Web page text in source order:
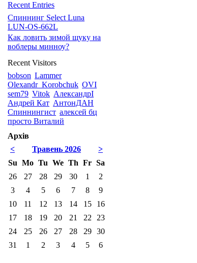
Recent Entries
Спиннинг Select Luna
LUN-OS-662L
Как ловить зимой щуку на
воблеры минноу?
Recent Visitors
bobson Lammer
Olexandr_Korobchuk OVI
sem79 Vitok АлександрI
Андрей Кат АнтонДАН
Спиннингист алексей бц
просто Виталий
Архів
<
>
Травень 2026
Su Mo Tu We Th Fr Sa
26
27 28 29 30 1
2
3
4 5 6 7 8
9
10
11 12 13 14 15
16
17
18 19 20 21 22
23
24
25 26 27 28 29
30
31
1 2 3 4 5 6